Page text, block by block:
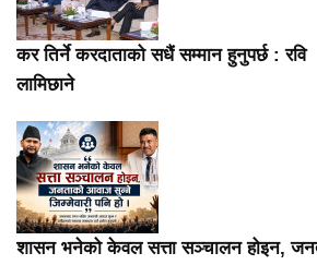
कर तिर्ने करदाताको सधैं सम्मान हुनुपर्छ : रवि
लामिछाने
शासन भनेको केवल सत्ता सञ्चालन होइन,